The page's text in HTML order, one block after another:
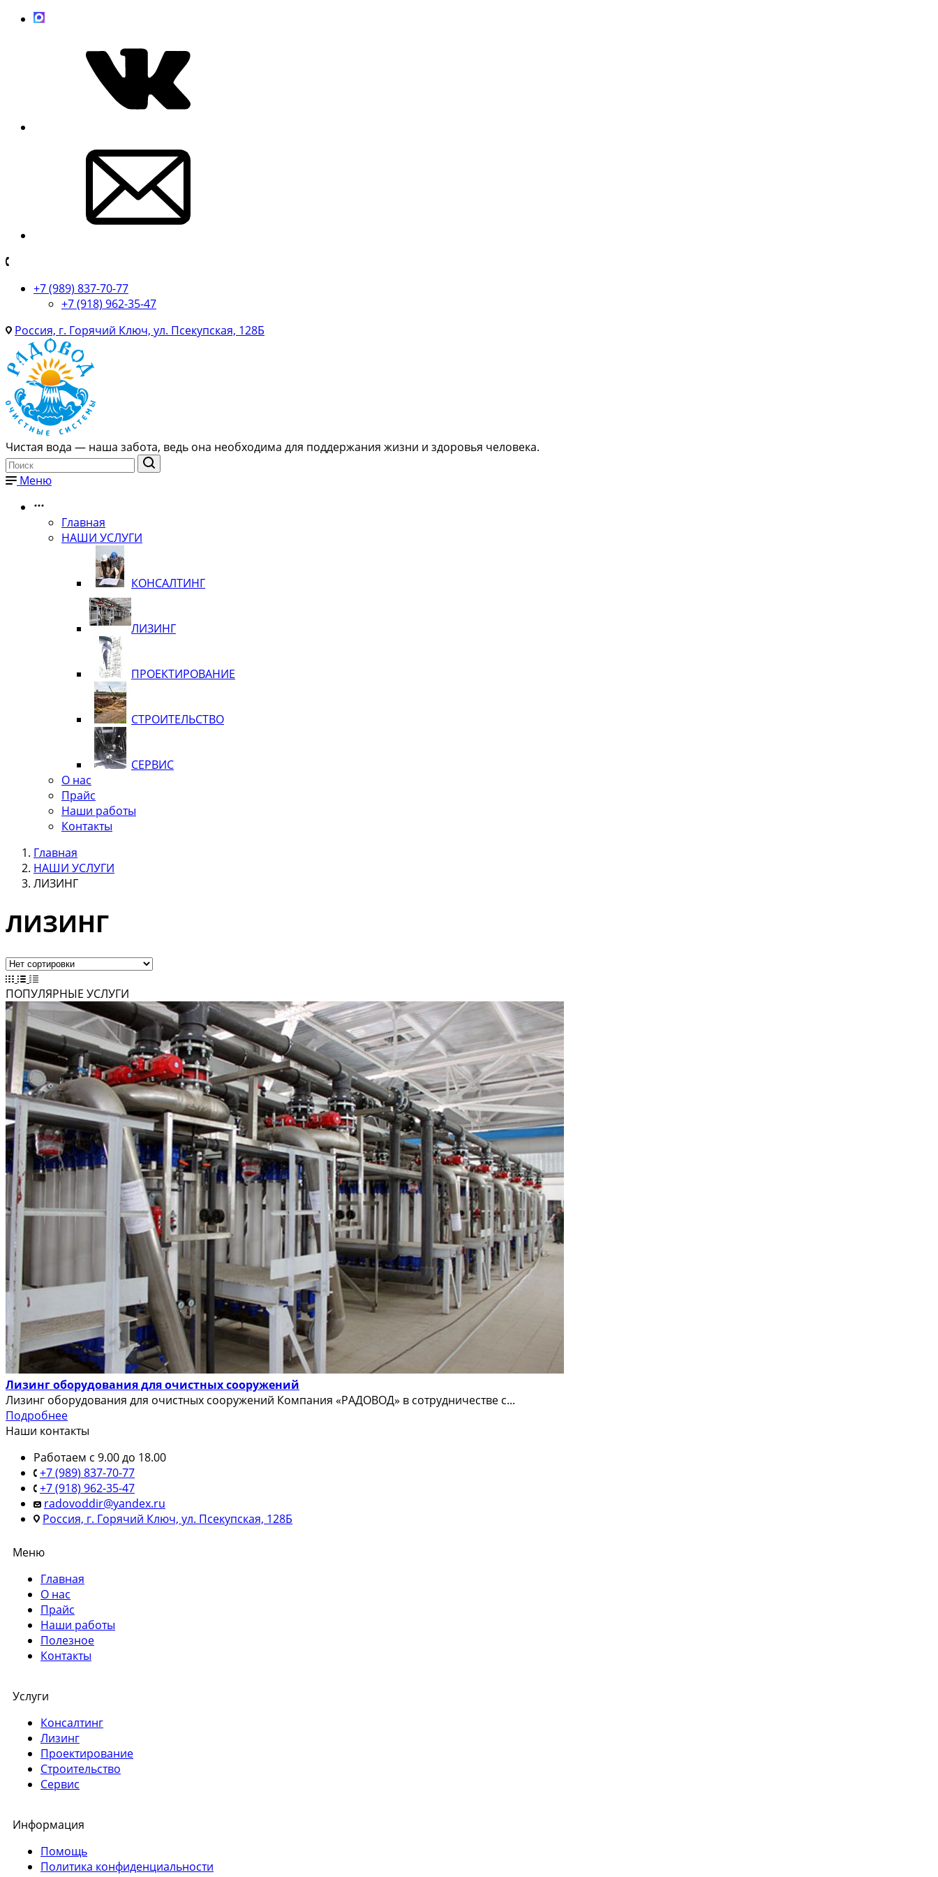
+7 (989) 837-70-77
+7 (918) 962-35-47
Россия, г. Горячий Ключ, ул. Псекупская, 128Б
Чистая вода — наша забота, ведь она необходима для поддержания жизни и здоровья человека.
Меню
Главная
НАШИ УСЛУГИ
КОНСАЛТИНГ
ЛИЗИНГ
ПРОЕКТИРОВАНИЕ
СТРОИТЕЛЬСТВО
СЕРВИС
О нас
Прайс
Наши работы
Контакты
Главная
НАШИ УСЛУГИ
ЛИЗИНГ
ЛИЗИНГ
ПОПУЛЯРНЫЕ УСЛУГИ
Лизинг оборудования для очистных сооружений
Лизинг оборудования для очистных сооружений Компания «РАДОВОД» в сотрудничестве с...
Подробнее
Наши контакты
Работаем с 9.00 до 18.00
+7 (989) 837-70-77
+7 (918) 962-35-47
radovoddir@yandex.ru
Россия, г. Горячий Ключ, ул. Псекупская, 128Б
Меню
Главная
О нас
Прайс
Наши работы
Полезное
Контакты
Услуги
Консалтинг
Лизинг
Проектирование
Строительство
Сервис
Информация
Помощь
Политика конфиденциальности